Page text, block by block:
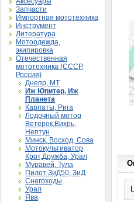
Запчасти
Импортная мототехника
Инструмент
Литература
Мотоодежда,
экипировка
Отечественная
мототехника (СССР,
Россия)
Днепр, МТ
Иж Юпитер, Иж
Планета
Карпаты, Рига
Лодочный мотор
Ветерок,Вихрь,
Нептун
Минск, Восход, Сова
Мотокультиватор
Крот,Дружба, Урал
Муравей, Тула
Пилот ЗиД50, ЗиД
Снегоходы
Урал
Ява